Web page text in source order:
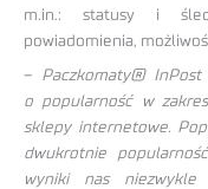
m.in.: statusy i
powiadomienia,
– Paczkomaty® InPost
o popularność w
sklepy internetowe.
dwukrotnie
wyniki nas